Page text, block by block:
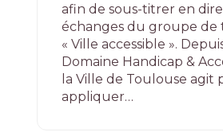
afin de sous-titrer en
échanges du groupe de
« Ville accessible ».
Domaine Handicap &
la Ville de Toulouse agit
appliquer…